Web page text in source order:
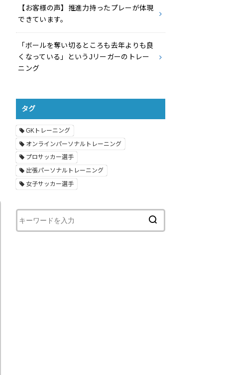
【お客様の声】推進力持ったプレーが体現
できています。
「ボールを奪い切るところも去年よりも良
くなっている」というJリーガーのトレー
ニング
タグ
GKトレーニング
オンラインパーソナルトレーニング
プロサッカー選手
出張パーソナルトレーニング
女子サッカー選手